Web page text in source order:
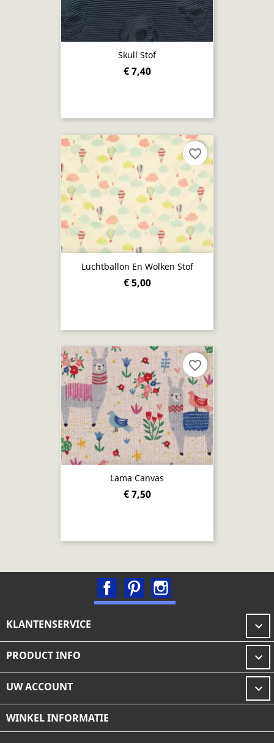
Skull Stof
€ 7,40
Luchtballon En Wolken Stof
€ 5,00
favorite_border
Lama Canvas
€ 7,50
favorite_border
FacebookPinterest
KLANTENSERVICE 
PRODUCT INFO 
UW ACCOUNT 
WINKEL INFORMATIE